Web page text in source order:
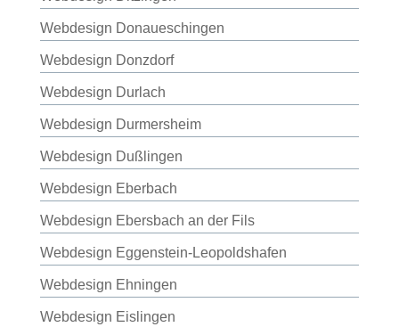
Webdesign Donaueschingen
Webdesign Donzdorf
Webdesign Durlach
Webdesign Durmersheim
Webdesign Dußlingen
Webdesign Eberbach
Webdesign Ebersbach an der Fils
Webdesign Eggenstein-Leopoldshafen
Webdesign Ehningen
Webdesign Eislingen